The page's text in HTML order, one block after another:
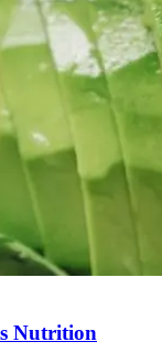
Nutrition